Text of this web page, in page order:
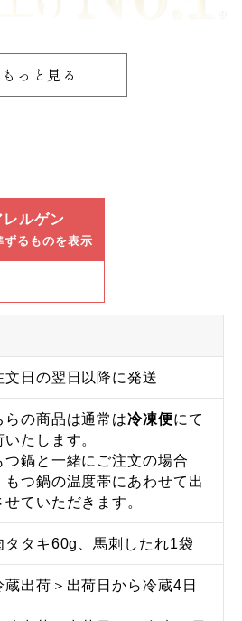
もっと見る
ルゲン
ずるものを表示
文日の翌日以降に発送
らの商品は通常は冷凍便にて
いたします。
鍋と一緒にご注文の場合
もつ鍋の温度帯にあわせて出
せていただきます。
タタキ60g、馬刺したれ1袋
蔵出荷＞出荷日から冷蔵4日